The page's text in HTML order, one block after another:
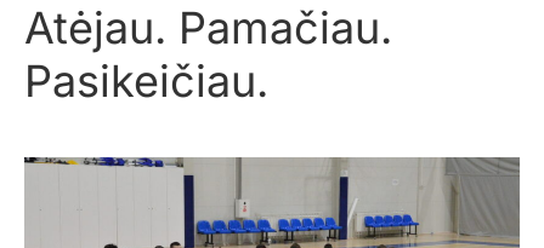
Atėjau. Pamačiau.
Pasikeičiau.